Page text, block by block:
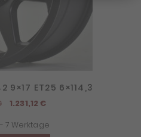
9×17 ET25 6×114,3
Ursprünglicher
war:
1.231,12€Aktueller
ist:
7 Werktage